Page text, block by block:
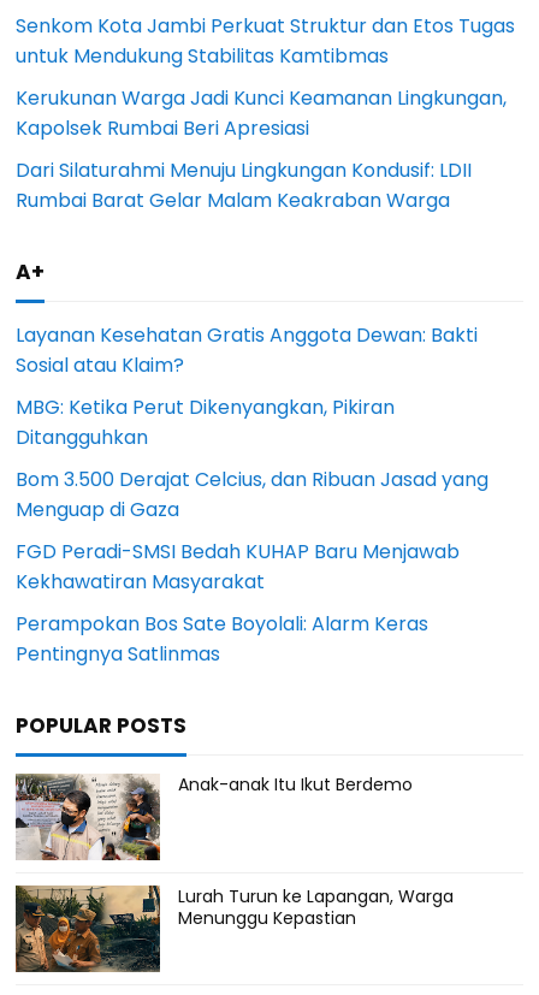
Senkom Kota Jambi Perkuat Struktur dan Etos Tugas
untuk Mendukung Stabilitas Kamtibmas
Kerukunan Warga Jadi Kunci Keamanan Lingkungan,
Kapolsek Rumbai Beri Apresiasi
Dari Silaturahmi Menuju Lingkungan Kondusif: LDII
Rumbai Barat Gelar Malam Keakraban Warga
A+
Layanan Kesehatan Gratis Anggota Dewan: Bakti
Sosial atau Klaim?
MBG: Ketika Perut Dikenyangkan, Pikiran
Ditangguhkan
Bom 3.500 Derajat Celcius, dan Ribuan Jasad yang
Menguap di Gaza
FGD Peradi-SMSI Bedah KUHAP Baru Menjawab
Kekhawatiran Masyarakat
Perampokan Bos Sate Boyolali: Alarm Keras
Pentingnya Satlinmas
POPULAR POSTS
Anak-anak Itu Ikut Berdemo
Lurah Turun ke Lapangan, Warga
Menunggu Kepastian